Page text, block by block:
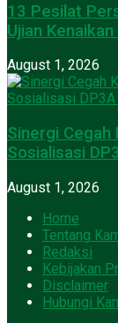
13 Pesilat
Ujian
August 1, 2026
Sinergi Cegah
Sosialisasi
August 1, 2026
Home
Tentang
Redaksi
Kebijakan
Disclaimer
Hubungi